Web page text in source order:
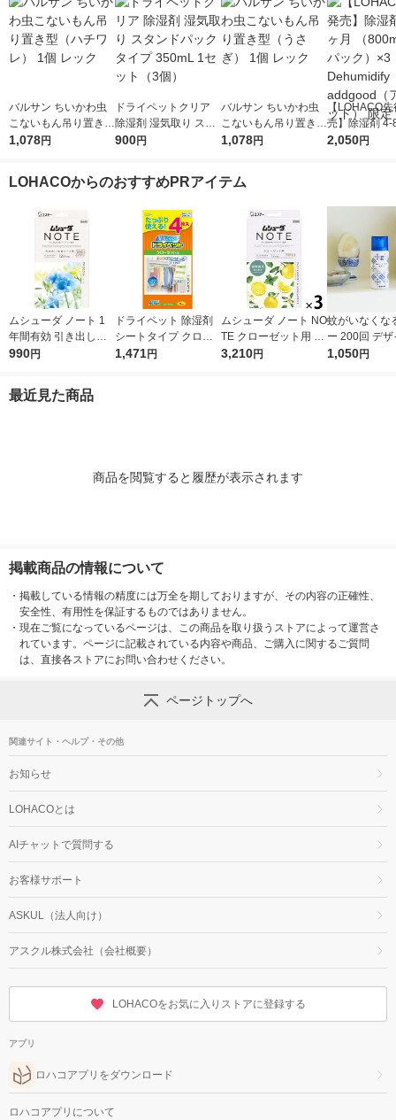
バルサン ちいかわ虫
こないもん吊り置き型
（ハチワレ） 1個 レ
1,078円
ドライペットクリア
除湿剤 湿気取り スタ
ンドパックタイプ 350
900円
バルサン ちいかわ虫
こないもん吊り置き型
（うさぎ） 1個 レッ
1,078円
【LOHACO
売】除湿剤 4-
（800ml×3個
2,050円
LOHACOからのおすすめPRアイテム
ムシューダ ノート 1
年間有効 引き出し・
衣装ケース用 フリー
990円
ドライペット 除湿剤
シートタイプ クロー
ゼット用 1袋（4枚
1,471円
ムシューダ ノート NO
TE クローゼット用 衣
類 防虫剤 ペパーミン
3,210円
蚊がいなくな
ー 200回 デザ
無香料 12時
1,050円
最近見た商品
商品を閲覧すると履歴が表示されます
掲載商品の情報について
・ 掲載している情報の精度には万全を期しておりますが、その内容の正確性、
安全性、有用性を保証するものではありません。
・ 現在ご覧になっているページは、この商品を取り扱うストアによって運営さ
れています。ページに記載されている内容や商品、ご購入に関するご質問
は、直接各ストアにお問い合わせください。
ページトップへ
関連サイト・ヘルプ・その他
お知らせ
LOHACOとは
AIチャットで質問する
お客様サポート
ASKUL（法人向け）
アスクル株式会社（会社概要）
LOHACOをお気に入りストアに登録する
アプリ
ロハコアプリをダウンロード
ロハコアプリについて